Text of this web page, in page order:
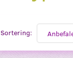
Sortering: